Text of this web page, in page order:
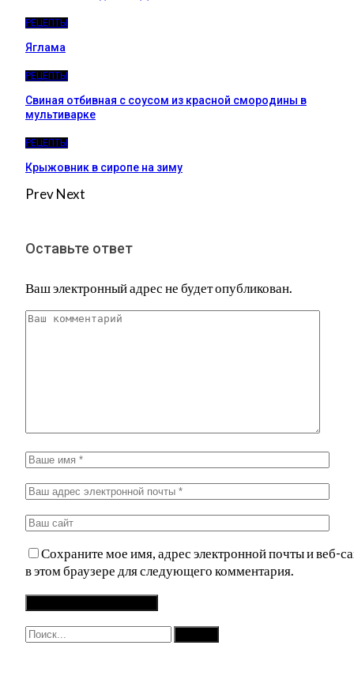
РЕЦЕПТЫ
Яглама
РЕЦЕПТЫ
Свиная отбивная с соусом из красной смородины в
мультиварке
РЕЦЕПТЫ
Крыжовник в сиропе на зиму
PrevNext
Оставьте ответ
Ваш электронный адрес не будет опубликован.
Сохраните мое имя, адрес электронной почты и веб-
в этом браузере для следующего комментария.